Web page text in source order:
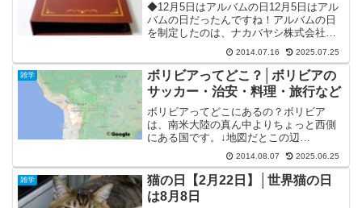
◆12月5日はアルバムの日12月5日はアル
バムの日だったんですね！アルバムの日
を制定したのは、ナカバヤシ株式会社さ
んです。後から写真の台紙ページを追加
できる、あの便利なフエルアルバムなど
を製作している企業ですね。アルバムの
日は、2010年に...
2014.07.16 2025.07.25
雑学
ボリビアってどこ？│ボリビアの
サッカー・治安・料理・旅行など
ボリビアってどこにあるの？ボリビア
は、南米大陸の真ん中よりちょっと西側
にある国です。↓地図だとこの辺
©Google※ボリビアにおけるCOVID-19パ
ンデミックに伴う衛生緊急事態宣言は
2023年7月31日をもって解除されまし
た。これにより、...
2014.08.07 2025.06.25
雑学
猫の日【2月22日】│世界猫の日
は8月8日